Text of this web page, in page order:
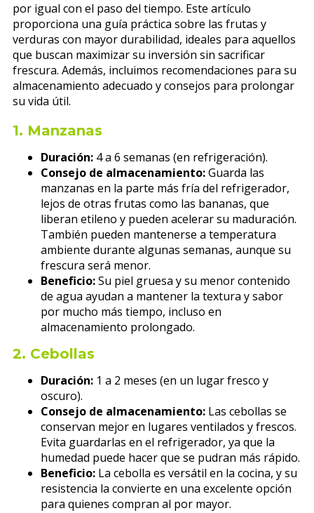
por igual con el paso del tiempo. Este artículo
proporciona una guía práctica sobre las frutas y
verduras con mayor durabilidad, ideales para aquellos
que buscan maximizar su inversión sin sacrificar
frescura. Además, incluimos recomendaciones para su
almacenamiento adecuado y consejos para prolongar
su vida útil.
1. Manzanas
Duración:4 a 6 semanas (en refrigeración).
Consejo de almacenamiento:Guarda las
manzanas en la parte más fría del refrigerador,
lejos de otras frutas como las bananas, que
liberan etileno y pueden acelerar su maduración.
También pueden mantenerse a temperatura
ambiente durante algunas semanas, aunque su
frescura será menor.
Beneficio:Su piel gruesa y su menor contenido
de agua ayudan a mantener la textura y sabor
por mucho más tiempo, incluso en
almacenamiento prolongado.
2. Cebollas
Duración:1 a 2 meses (en un lugar fresco y
oscuro).
Consejo de almacenamiento:Las cebollas se
conservan mejor en lugares ventilados y frescos.
Evita guardarlas en el refrigerador, ya que la
humedad puede hacer que se pudran más rápido.
Beneficio:La cebolla es versátil en la cocina, y su
resistencia la convierte en una excelente opción
para quienes compran al por mayor.